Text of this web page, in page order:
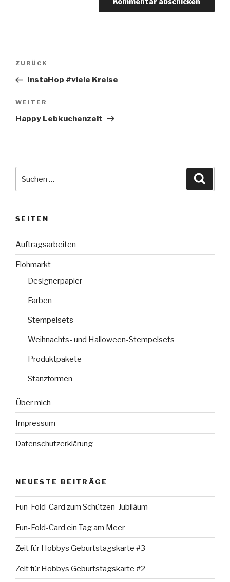
Beitragsnavigation
Vorheriger
Beitrag
ZURÜCK
InstaHop #viele Kreise
Nächster
Beitrag
WEITER
Happy Lebkuchenzeit
nach:
SEITEN
Auftragsarbeiten
Flohmarkt
Designerpapier
Farben
Stempelsets
Weihnachts- und Halloween-Stempelsets
Produktpakete
Stanzformen
Über mich
Impressum
Datenschutzerklärung
NEUESTE BEITRÄGE
Fun-Fold-Card zum Schützen-Jubiläum
Fun-Fold-Card ein Tag am Meer
Zeit für Hobbys Geburtstagskarte #3
Zeit für Hobbys Geburtstagskarte #2